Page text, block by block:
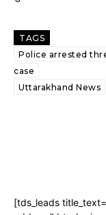
TAGS
Police arrested
case
Uttarakhand News
[tds_leads